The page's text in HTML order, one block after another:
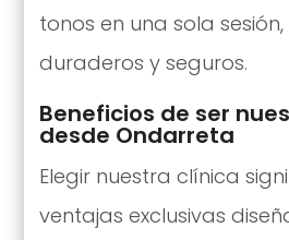
tonos en una sola
duraderos y seguros.
Beneficios de ser
desde Ondarreta
Elegir nuestra clínica
ventajas exclusivas